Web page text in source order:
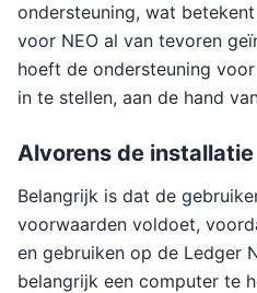
ondersteuning, wat
voor NEO al van tevoren
hoeft de ondersteuning
in te stellen, aan de hand
Alvorens de installatie
Belangrijk is dat de
voorwaarden voldoet,
en gebruiken op de Ledger
belangrijk een computer te